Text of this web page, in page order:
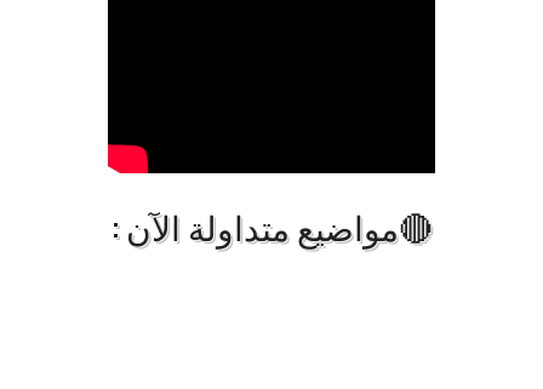
🔴مواضيع متداولة الآن :